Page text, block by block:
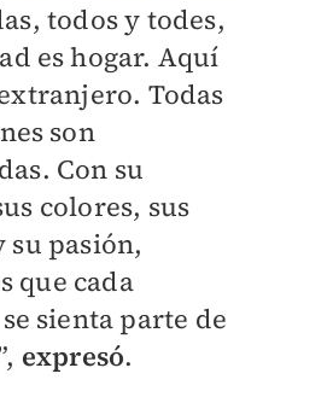
todos y todes,
es hogar. Aquí
Todas
son
Con su
colores, sus
su pasión,
que cada
sienta parte de
expresó.